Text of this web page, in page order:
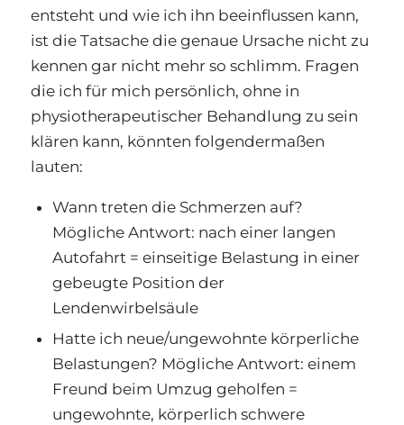
entsteht und wie ich ihn beeinflussen kann,
ist die Tatsache die genaue Ursache nicht zu
kennen gar nicht mehr so schlimm. Fragen
die ich für mich persönlich, ohne in
physiotherapeutischer Behandlung zu sein
klären kann, könnten folgendermaßen
lauten:
Wann treten die Schmerzen auf?
Mögliche Antwort: nach einer langen
Autofahrt = einseitige Belastung in einer
gebeugte Position der
Lendenwirbelsäule
Hatte ich neue/ungewohnte körperliche
Belastungen? Mögliche Antwort: einem
Freund beim Umzug geholfen =
ungewohnte, körperlich schwere